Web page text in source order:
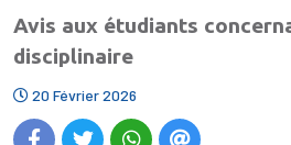
Avis aux étudiants
disciplinaire
20 Février 2026